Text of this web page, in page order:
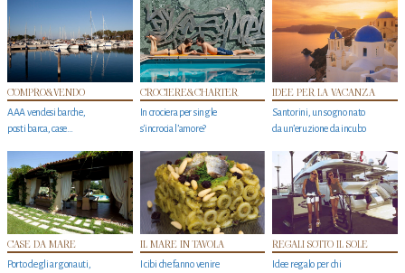
COMPRO&VENDO
AAA vendesi barche,
posti barca, case…
CROCIERE&CHARTER
In crociera per single
s'incrocia l’amore?
IDEE PER LA VACANZA
Santorini, un sogno nato
da un’eruzione da incubo
CASE DA MARE
Porto degli argonauti,
IL MARE IN TAVOLA
I cibi che fanno venire
REGALI SOTTO IL SOLE
Idee regalo per chi